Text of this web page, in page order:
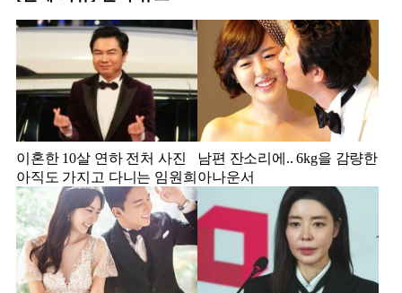
이혼한 10살 연하 전처 사진
아직도 가지고 다니는 임원희
남편 잔소리에.. 6kg을 감량한
아나운서